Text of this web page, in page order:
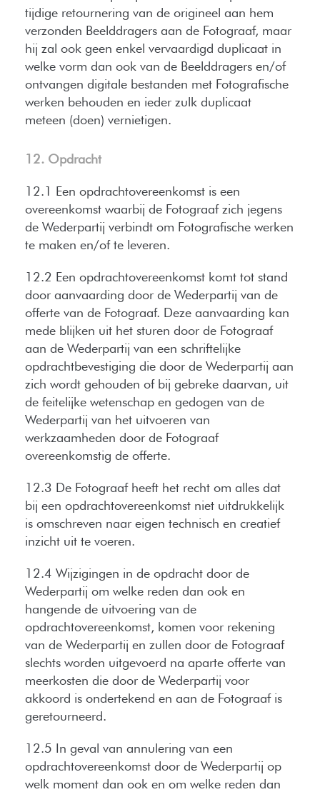
tijdige retournering van de origineel aan hem
verzonden Beelddragers aan de Fotograaf, maar
hij zal ook geen enkel vervaardigd duplicaat in
welke vorm dan ook van de Beelddragers en/of
ontvangen digitale bestanden met Fotografische
werken behouden en ieder zulk duplicaat
meteen (doen) vernietigen.
12. Opdracht
12.1 Een opdrachtovereenkomst is een
overeenkomst waarbij de Fotograaf zich jegens
de Wederpartij verbindt om Fotografische werken
te maken en/of te leveren.
12.2 Een opdrachtovereenkomst komt tot stand
door aanvaarding door de Wederpartij van de
offerte van de Fotograaf. Deze aanvaarding kan
mede blijken uit het sturen door de Fotograaf
aan de Wederpartij van een schriftelijke
opdrachtbevestiging die door de Wederpartij aan
zich wordt gehouden of bij gebreke daarvan, uit
de feitelijke wetenschap en gedogen van de
Wederpartij van het uitvoeren van
werkzaamheden door de Fotograaf
overeenkomstig de offerte.
12.3 De Fotograaf heeft het recht om alles dat
bij een opdrachtovereenkomst niet uitdrukkelijk
is omschreven naar eigen technisch en creatief
inzicht uit te voeren.
12.4 Wijzigingen in de opdracht door de
Wederpartij om welke reden dan ook en
hangende de uitvoering van de
opdrachtovereenkomst, komen voor rekening
van de Wederpartij en zullen door de Fotograaf
slechts worden uitgevoerd na aparte offerte van
meerkosten die door de Wederpartij voor
akkoord is ondertekend en aan de Fotograaf is
geretourneerd.
12.5 In geval van annulering van een
opdrachtovereenkomst door de Wederpartij op
welk moment dan ook en om welke reden dan